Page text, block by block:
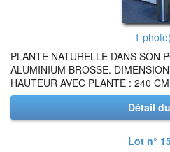
1
PLANTE NATURELLE DANS SON
ALUMINIUM BROSSE.
HAUTEUR AVEC PLANTE : 240
Détail
Lot n°